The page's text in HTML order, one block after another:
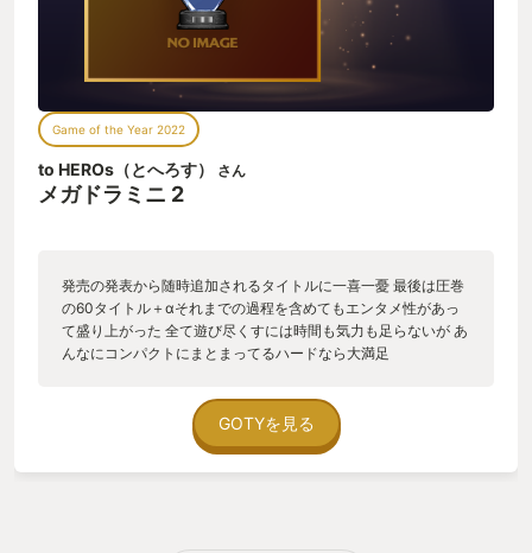
Game of the Year 2022
to HEROs（とへろす） さん
メガドラミニ 2
発売の発表から随時追加されるタイトルに一喜一憂 最後は圧巻
の60タイトル＋αそれまでの過程を含めてもエンタメ性があっ
て盛り上がった 全て遊び尽くすには時間も気力も足らないが あ
んなにコンパクトにまとまってるハードなら大満足
GOTYを見る